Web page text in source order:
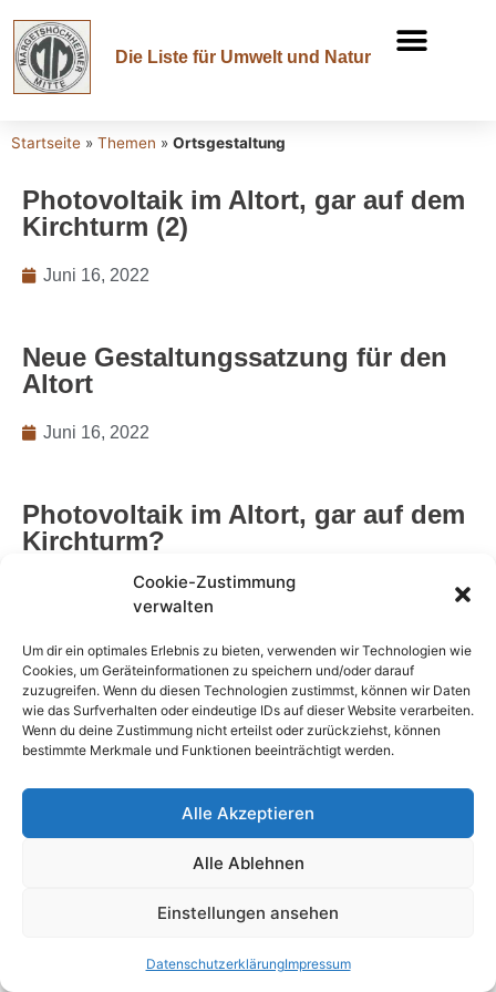
Cookie-Zustimmung
verwalten
Um dir ein optimales Erlebnis zu bieten, verwenden wir Technologien wie
Cookies, um Geräteinformationen zu speichern und/oder darauf
zuzugreifen. Wenn du diesen Technologien zustimmst, können wir Daten
wie das Surfverhalten oder eindeutige IDs auf dieser Website verarbeiten.
Wenn du deine Zustimmung nicht erteilst oder zurückziehst, können
bestimmte Merkmale und Funktionen beeinträchtigt werden.
Alle Akzeptieren
Alle Ablehnen
Einstellungen ansehen
DatenschutzerklärungImpressum
Die Liste für Umwelt und Natur
Startseite » Themen » Ortsgestaltung
Photovoltaik im Altort, gar auf dem
Kirchturm (2)
Juni 16, 2022
Neue Gestaltungssatzung für den
Altort
Juni 16, 2022
Photovoltaik im Altort, gar auf dem
Kirchturm?
Juni 15, 2022
Archivseiten:
https://archiv.margetshoechheimer-
mitte.org/umwelttipps/index.html
MM – Die Liste für Umwelt und Natur
Datenschutzerklärung